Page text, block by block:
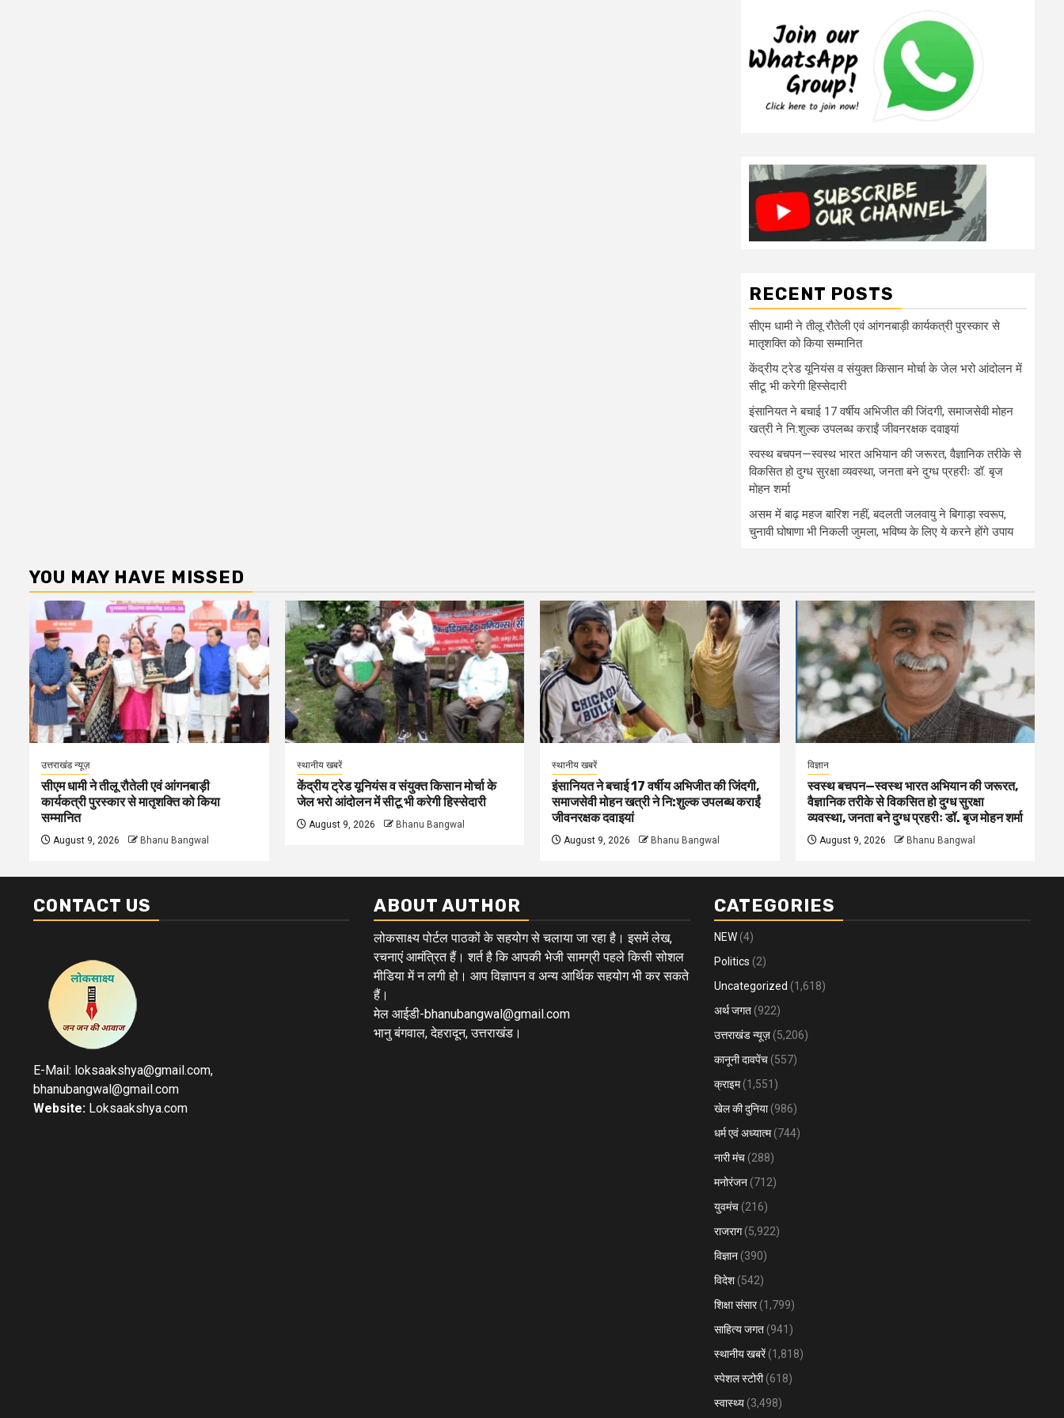
RECENT POSTS
सीएम धामी ने तीलू रौतेली एवं आंगनबाड़ी कार्यकत्री पुरस्कार से
मातृशक्ति को किया सम्मानित
केंद्रीय ट्रेड यूनियंस व संयुक्त किसान मोर्चा के जेल भरो आंदोलन में
सीटू भी करेगी हिस्सेदारी
इंसानियत ने बचाई 17 वर्षीय अभिजीत की जिंदगी, समाजसेवी मोहन
खत्री ने नि:शुल्क उपलब्ध कराईं जीवनरक्षक दवाइयां
स्वस्थ बचपन—स्वस्थ भारत अभियान की जरूरत, वैज्ञानिक तरीके से
विकसित हो दुग्ध सुरक्षा व्यवस्था, जनता बने दुग्ध प्रहरीः डॉ. बृज
मोहन शर्मा
असम में बाढ़ महज बारिश नहीं, बदलती जलवायु ने बिगाड़ा स्वरूप,
चुनावी घोषाणा भी निकली जुमला, भविष्य के लिए ये करने होंगे उपाय
YOU MAY HAVE MISSED
उत्तराखंड न्यूज़
सीएम धामी ने तीलू रौतेली एवं आंगनबाड़ी
कार्यकत्री पुरस्कार से मातृशक्ति को किया
सम्मानित
August 9, 2026 Bhanu Bangwal
स्थानीय खबरें
केंद्रीय ट्रेड यूनियंस व संयुक्त किसान मोर्चा के
जेल भरो आंदोलन में सीटू भी करेगी हिस्सेदारी
August 9, 2026 Bhanu Bangwal
स्थानीय खबरें
इंसानियत ने बचाई 17 वर्षीय अभिजीत की जिंदगी,
समाजसेवी मोहन खत्री ने नि:शुल्क उपलब्ध कराईं
जीवनरक्षक दवाइयां
August 9, 2026 Bhanu Bangwal
विज्ञान
स्वस्थ बचपन—स्वस्थ भारत अभियान की जरूरत,
वैज्ञानिक तरीके से विकसित हो दुग्ध सुरक्षा
व्यवस्था, जनता बने दुग्ध प्रहरीः डॉ. बृज मोहन शर्मा
August 9, 2026 Bhanu Bangwal
CONTACT US
E-Mail: loksaakshya@gmail.com,
bhanubangwal@gmail.com
Website: Loksaakshya.com
ABOUT AUTHOR
लोकसाक्ष्य पोर्टल पाठकों के सहयोग से चलाया जा रहा है। इसमें लेख,
रचनाएं आमंत्रित हैं। शर्त है कि आपकी भेजी सामग्री पहले किसी सोशल
मीडिया में न लगी हो। आप विज्ञापन व अन्य आर्थिक सहयोग भी कर सकते
हैं।
मेल आईडी-bhanubangwal@gmail.com
भानु बंगवाल, देहरादून, उत्तराखंड।
CATEGORIES
NEW (4)
Politics (2)
Uncategorized (1,618)
अर्थ जगत (922)
उत्तराखंड न्यूज़ (5,206)
कानूनी दावपेंच (557)
क्राइम(1,551)
खेल की दुनिया(986)
धर्म एवं अध्यात्म(744)
नारी मंच (288)
मनोरंजन (712)
युवमंच (216)
राजराग(5,922)
विज्ञान (390)
विदेश (542)
शिक्षा संसार(1,799)
साहित्य जगत (941)
स्थानीय खबरें(1,818)
स्पेशल स्टोरी(618)
स्वास्थ्य (3,498)